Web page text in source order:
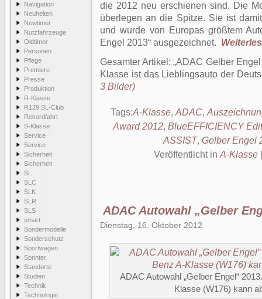
Navigation
Neuheiten
Newtimer
Nutzfahrzeuge
Oldtimer
Personen
Pflege
Premiere
Presse
Produktion
R-Klasse
R129 SL-Club
Rekordfahrt
S-Klasse
Service
Service
Sicherheit
Sicherheit
SL
SLC
SLK
SLR
SLS
smart
Sondermodelle
Sonderschutz
Sportwagen
Sprinter
Standorte
Studien
Technik
Technologie
die 2012 neu erschienen sind. Die
überlegen an die Spitze. Sie ist
und wurde von Europas größtem
Engel 2013“ ausgezeichnet.
Gesamter Artikel: ADAC Gelber
Klasse ist das Lieblingsauto der
3 Bilder)
Tags:A-Klasse, ADAC,
Award 2012, BlueEFFICIENCY
ASSIST, Gelber Engel
Veröffentlicht in A-Klasse
ADAC Autowahl „Gelber
Dienstag, 16. Oktober 2012
ADAC Autowahl „Gelber Engel“
Klasse (W176) kann